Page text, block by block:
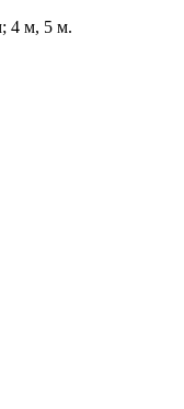
4 м, 5 м.